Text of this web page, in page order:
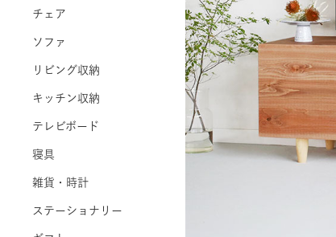
チェア
ソファ
リビング収納
キッチン収納
テレビボード
寝具
雑貨・時計
ステーショナリー